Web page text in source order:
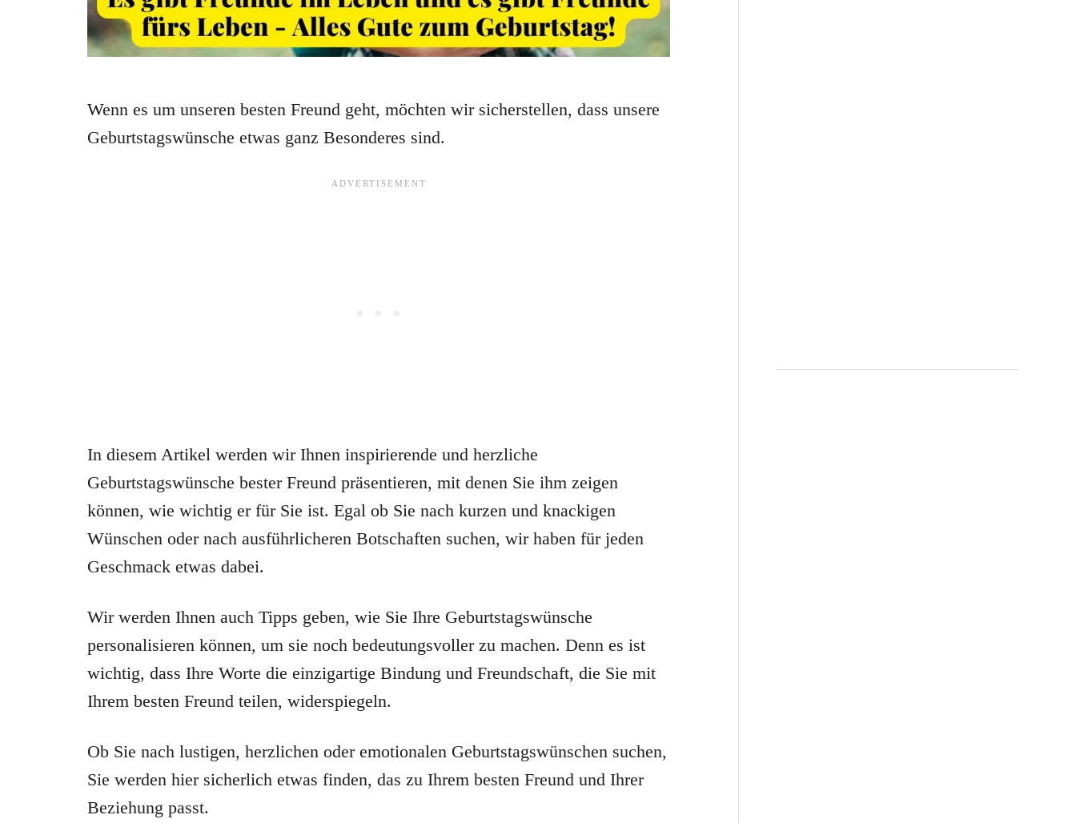
Wenn es um unseren besten Freund geht, möchten wir sicherstellen, dass unsere
Geburtstagswünsche etwas ganz Besonderes sind.
In diesem Artikel werden wir Ihnen inspirierende und herzliche
Geburtstagswünsche bester Freund präsentieren, mit denen Sie ihm zeigen
können, wie wichtig er für Sie ist. Egal ob Sie nach kurzen und knackigen
Wünschen oder nach ausführlicheren Botschaften suchen, wir haben für jeden
Geschmack etwas dabei.
Wir werden Ihnen auch Tipps geben, wie Sie Ihre Geburtstagswünsche
personalisieren können, um sie noch bedeutungsvoller zu machen. Denn es ist
wichtig, dass Ihre Worte die einzigartige Bindung und Freundschaft, die Sie mit
Ihrem besten Freund teilen, widerspiegeln.
Ob Sie nach lustigen, herzlichen oder emotionalen Geburtstagswünschen suchen,
Sie werden hier sicherlich etwas finden, das zu Ihrem besten Freund und Ihrer
Beziehung passt.